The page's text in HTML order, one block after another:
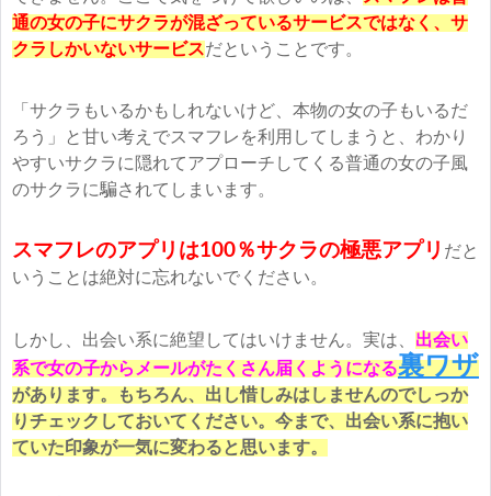
通の女の子にサクラが混ざっているサービスではなく、サ
クラしかいないサービスだということです。
「サクラもいるかもしれないけど、本物の女の子もいるだ
ろう」と甘い考えでスマフレを利用してしまうと、わかり
やすいサクラに隠れてアプローチしてくる普通の女の子風
のサクラに騙されてしまいます。
スマフレのアプリは100％サクラの極悪アプリ だと
いうことは絶対に忘れないでください。
しかし、出会い系に絶望してはいけません。実は、 出会い
系で女の子からメールがたくさん届くようになる裏ワザ
があります。もちろん、出し惜しみはしませんのでしっか
りチェックしておいてください。今まで、出会い系に抱い
ていた印象が一気に変わると思います。